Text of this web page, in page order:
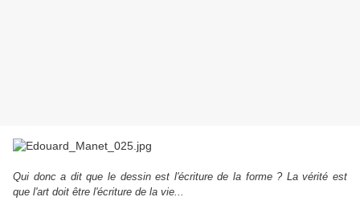
Qui donc a dit que le dessin est l'écriture de la forme ? La vérité est
que l'art doit être l'écriture de la vie...